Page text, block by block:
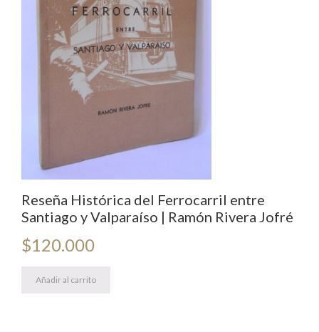
Reseña Histórica del Ferrocarril entre
Santiago y Valparaíso | Ramón Rivera Jofré
$120.000
Añadir al carrito